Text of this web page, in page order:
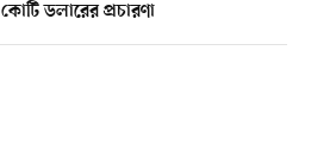
কোটি ডলারের প্রচারণা